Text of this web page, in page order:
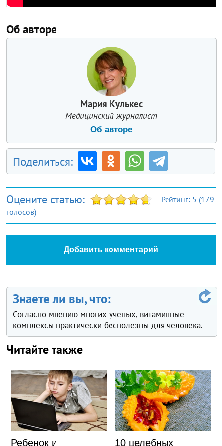
Об авторе
Мария Кулькес
Медицинский журналист
Об авторе
Поделиться:
Оцените статью: Рейтинг: 5 (179
голосов)
Добавить комментарий
Знаете ли вы, что:
Согласно мнению многих ученых, витаминные
комплексы практически бесполезны для человека.
Читайте также
Ребенок и 10 целебных